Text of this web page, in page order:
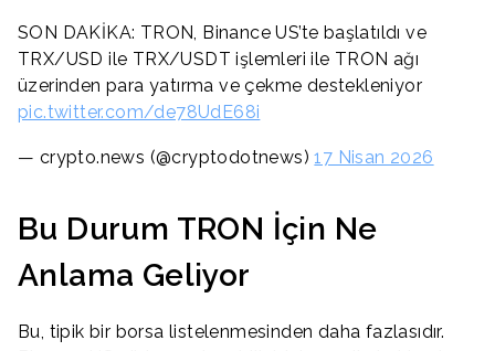
SON DAKİKA: TRON, Binance US’te başlatıldı ve
TRX/USD ile TRX/USDT işlemleri ile TRON ağı
üzerinden para yatırma ve çekme destekleniyor
pic.twitter.com/de78UdE68i
— crypto.news (@cryptodotnews)17 Nisan 2026
Bu Durum TRON İçin Ne
Anlama Geliyor
Bu, tipik bir borsa listelenmesinden daha fazlasıdır.